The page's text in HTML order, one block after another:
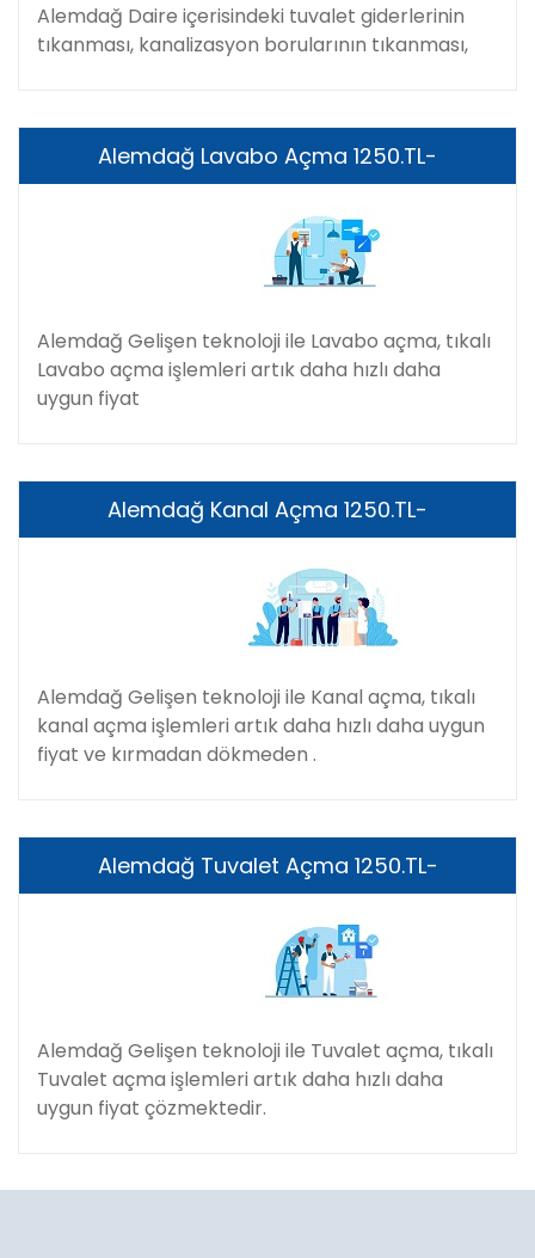
Alemdağ Daire içerisindeki tuvalet giderlerinin
tıkanması, kanalizasyon borularının tıkanması,
Alemdağ Lavabo Açma 1250.TL-
Alemdağ Gelişen teknoloji ile Lavabo açma, tıkalı
Lavabo açma işlemleri artık daha hızlı daha
uygun fiyat
Alemdağ Kanal Açma 1250.TL-
Alemdağ Gelişen teknoloji ile Kanal açma, tıkalı
kanal açma işlemleri artık daha hızlı daha uygun
fiyat ve kırmadan dökmeden .
Alemdağ Tuvalet Açma 1250.TL-
Alemdağ Gelişen teknoloji ile Tuvalet açma, tıkalı
Tuvalet açma işlemleri artık daha hızlı daha
uygun fiyat çözmektedir.